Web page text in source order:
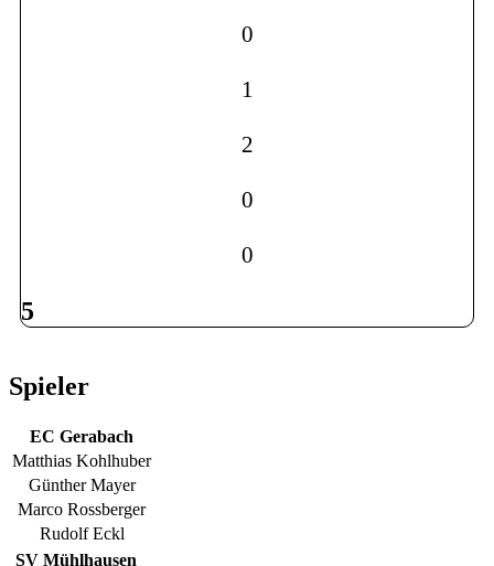
0
1
2
0
0
5
Spieler
EC Gerabach
Matthias Kohlhuber
Günther Mayer
Marco Rossberger
Rudolf Eckl
SV Mühlhausen